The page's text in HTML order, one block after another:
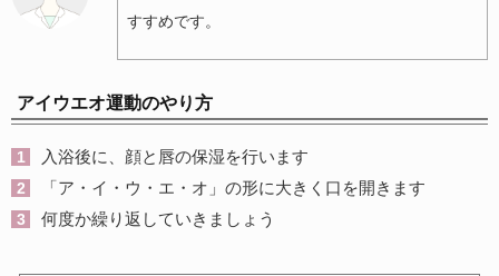
すすめです。
アイウエオ運動のやり方
入浴後に、顔と唇の保湿を行います
「ア・イ・ウ・エ・オ」の形に大きく口を開きます
何度か繰り返していきましょう